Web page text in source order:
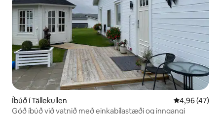
Íbúð í Tällekullen 4,96 af 5 í
4,96 (47)
Góð íbúð við vatnið með einkabílastæði og inngangi